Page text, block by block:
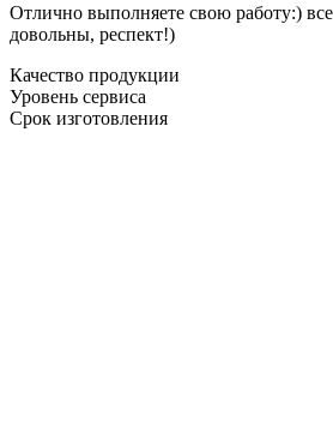
Отлично выполняете свою работу:)
довольны, респект!)
Качество продукции
Уровень сервиса
Срок изготовления